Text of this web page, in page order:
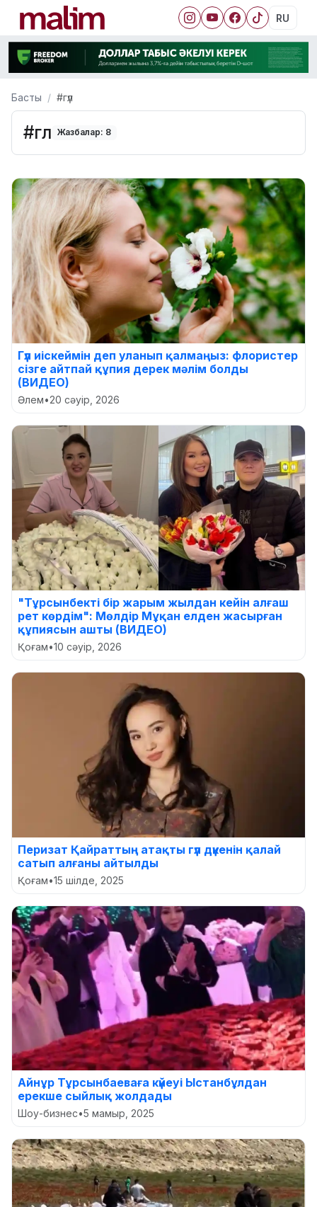
RU
Басты #гүл
#гүл Жазбалар: 8
Гүл иіскеймін деп уланып қалмаңыз: флористер
сізге айтпай құпия дерек мәлім болды
(ВИДЕО)
Әлем•20 сәуір, 2026
"Тұрсынбекті бір жарым жылдан кейін алғаш
рет көрдім": Мөлдір Мұқан елден жасырған
құпиясын ашты (ВИДЕО)
Қоғам•10 сәуір, 2026
Перизат Қайраттың атақты гүл дүкенін қалай
сатып алғаны айтылды
Қоғам•15 шілде, 2025
Айнұр Тұрсынбаеваға күйеуі Ыстанбұлдан
ерекше сыйлық жолдады
Шоу-бизнес•5 мамыр, 2025